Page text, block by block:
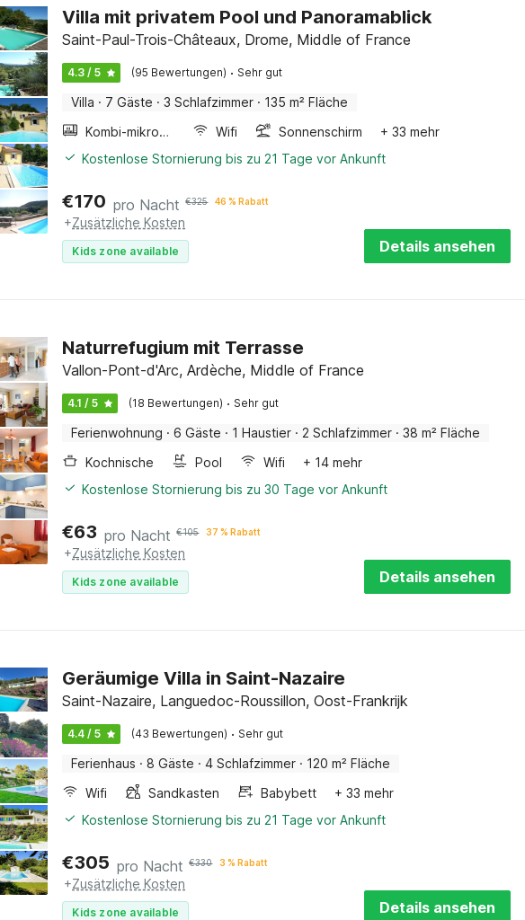
Villa mit privatem Pool und Panoramablick
Saint-Paul-Trois-Châteaux, Drome, Middle of France
4.3 / 5 (95 Bewertungen) · Sehr gut
Villa · 7 Gäste · 3 Schlafzimmer · 135 m² Fläche
Kombi-mikrowelle
Wifi Sonnenschirm
+ 33 mehr
Kostenlose Stornierung bis zu 21 Tage vor Ankunft
€170 pro Nacht €325 46 % Rabatt
+Zusätzliche Kosten
Kids zone available Details ansehen
Naturrefugium mit Terrasse
Vallon-Pont-d'Arc, Ardèche, Middle of France
4.1 / 5 (18 Bewertungen) · Sehr gut
Ferienwohnung · 6 Gäste · 1 Haustier · 2 Schlafzimmer · 38 m² Fläche
Kochnische
Pool Wifi
+ 14 mehr
Kostenlose Stornierung bis zu 30 Tage vor Ankunft
€63 pro Nacht €105 37 % Rabatt
+Zusätzliche Kosten
Kids zone available Details ansehen
Geräumige Villa in Saint-Nazaire
Saint-Nazaire, Languedoc-Roussillon, Oost-Frankrijk
4.4 / 5 (43 Bewertungen) · Sehr gut
Ferienhaus · 8 Gäste · 4 Schlafzimmer · 120 m² Fläche
Wifi
Sandkasten Babybett
+ 33 mehr
Kostenlose Stornierung bis zu 21 Tage vor Ankunft
€305 pro Nacht €330 3 % Rabatt
+Zusätzliche Kosten
Kids zone available Details ansehen